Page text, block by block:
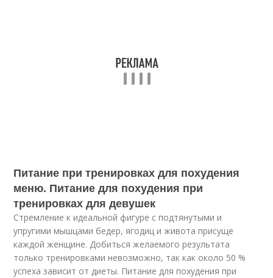
Питание при тренировках для похудения
меню. Питание для похудения при
тренировках для девушек
Стремление к идеальной фигуре с подтянутыми и
упругими мышцами бедер, ягодиц и живота присуще
каждой женщине. Добиться желаемого результата
только тренировками невозможно, так как около 50 %
успеха зависит от диеты. Питание для похудения при